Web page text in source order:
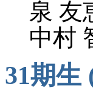
泉 友
中村
31期生